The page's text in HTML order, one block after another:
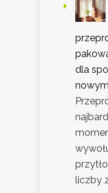
dla
liczby